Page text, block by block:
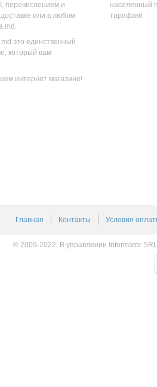
перечислением и
или в любом
это единственный
который вам
интернет магазине!
населенный
тарифам!
Главная Контакты Условия
© 2009-2022, В управлении Informator SRL